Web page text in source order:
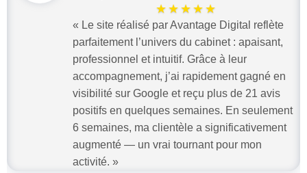
★★★★★
« Le site réalisé par Avantage Digital reflète
parfaitement l’univers du cabinet : apaisant,
professionnel et intuitif. Grâce à leur
accompagnement, j’ai rapidement gagné en
visibilité sur Google et reçu plus de 21 avis
positifs en quelques semaines. En seulement
6 semaines, ma clientèle a significativement
augmenté — un vrai tournant pour mon
activité. »